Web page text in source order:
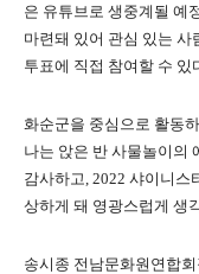
은 유튜브로 생중계될 예
마련돼 있어 관심 있는 사
투표에 직접 참여할 수 있
화순군을 중심으로 활동
나는 앉은 반 사물놀이의
감사하고, 2022 샤이니스
상하게 돼 영광스럽게 생
송시종 전남문화원연합